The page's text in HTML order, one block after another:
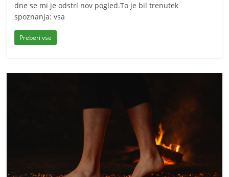
dne se mi je odstrl nov pogled.To je bil trenutek
spoznanja: vsa
Preberi vse